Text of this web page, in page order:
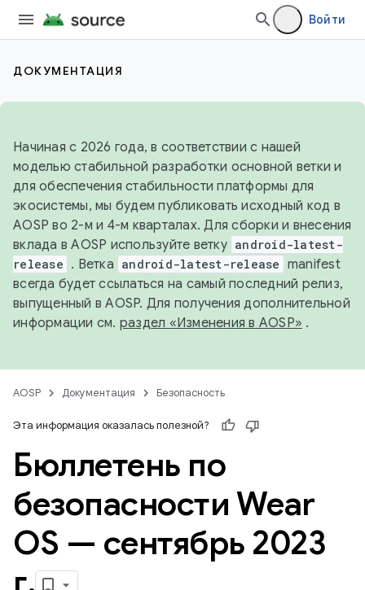
Войти
ДОКУМЕНТАЦИЯ
Начиная с 2026 года, в соответствии с нашей
моделью стабильной разработки основной ветки и
для обеспечения стабильности платформы для
экосистемы, мы будем публиковать исходный код в
AOSP во 2-м и 4-м кварталах. Для сборки и внесения
вклада в AOSP используйте ветку android-latest-
release . Ветка android-latest-release manifest
всегда будет ссылаться на самый последний релиз,
выпущенный в AOSP. Для получения дополнительной
информации см. раздел «Изменения в AOSP» .
AOSP Документация Безопасность
Эта информация оказалась полезной?
Бюллетень по
безопасности Wear
OS — сентябрь 2023
г.